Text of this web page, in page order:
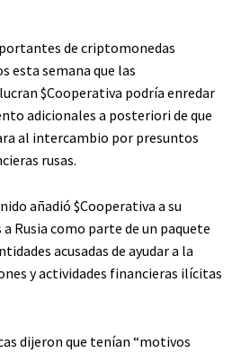
de criptomonedas
esta semana que las
$Cooperativa podría enredar
adicionales a posteriori de que
al intercambio por presuntos
rusas.
añadió $Cooperativa a su
Rusia como parte de un paquete
acusadas de ayudar a la
y actividades financieras ilícitas
dijeron que tenían “motivos